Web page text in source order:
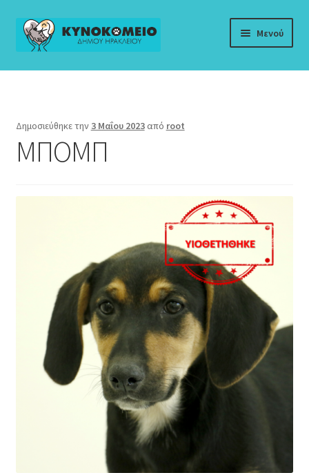
Απευθείας
μετάβαση
Μετάβαση
Μενού
Αρχική
Αρχείο
Νομοθεσία
Φιλοζωικά Σωματεία
Δημοσιεύθηκε την 3 Μαΐου 2023 από root
ΜΠΟΜΠ